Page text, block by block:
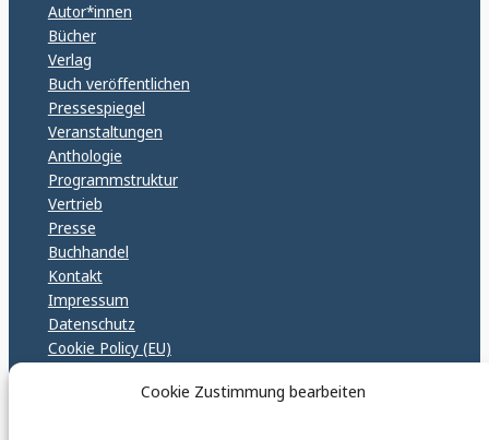
Cookie Zustimmung bearbeiten
Autor*innen
Bücher
Verlag
Buch veröffentlichen
Pressespiegel
Veranstaltungen
Anthologie
Programmstruktur
Vertrieb
Presse
Buchhandel
Kontakt
Impressum
Datenschutz
Cookie Policy (EU)